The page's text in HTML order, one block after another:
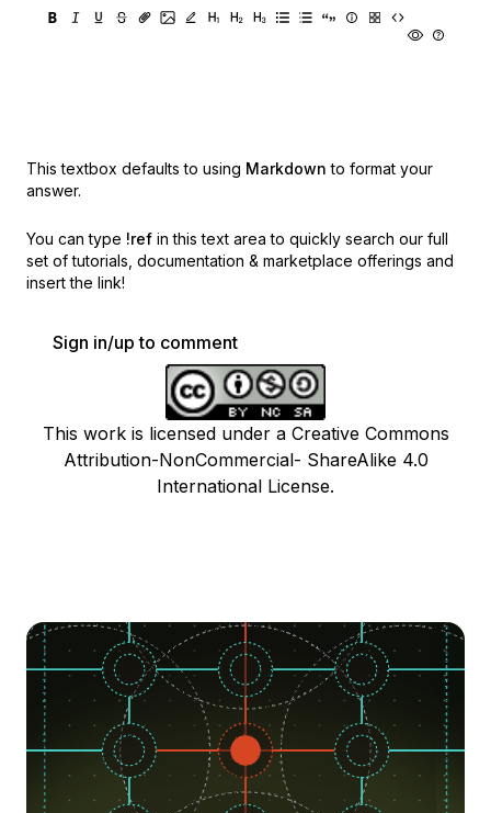
This textbox defaults to using Markdown to format your
answer.
You can type !ref in this text area to quickly search our full
set of tutorials, documentation & marketplace offerings and
insert the link!
Sign in/up to comment
This work is licensed under a Creative Commons
Attribution-NonCommercial- ShareAlike 4.0
International License.